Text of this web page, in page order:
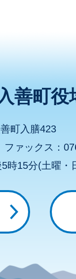
善町役
町入膳423
ァックス：
時15分(土曜